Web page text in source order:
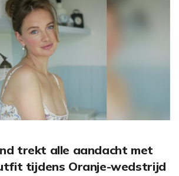
trekt alle aandacht met
tijdens Oranje-wedstrijd